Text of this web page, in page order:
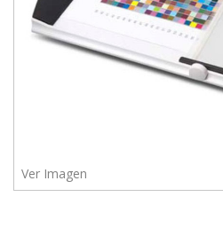
Ver Imagen